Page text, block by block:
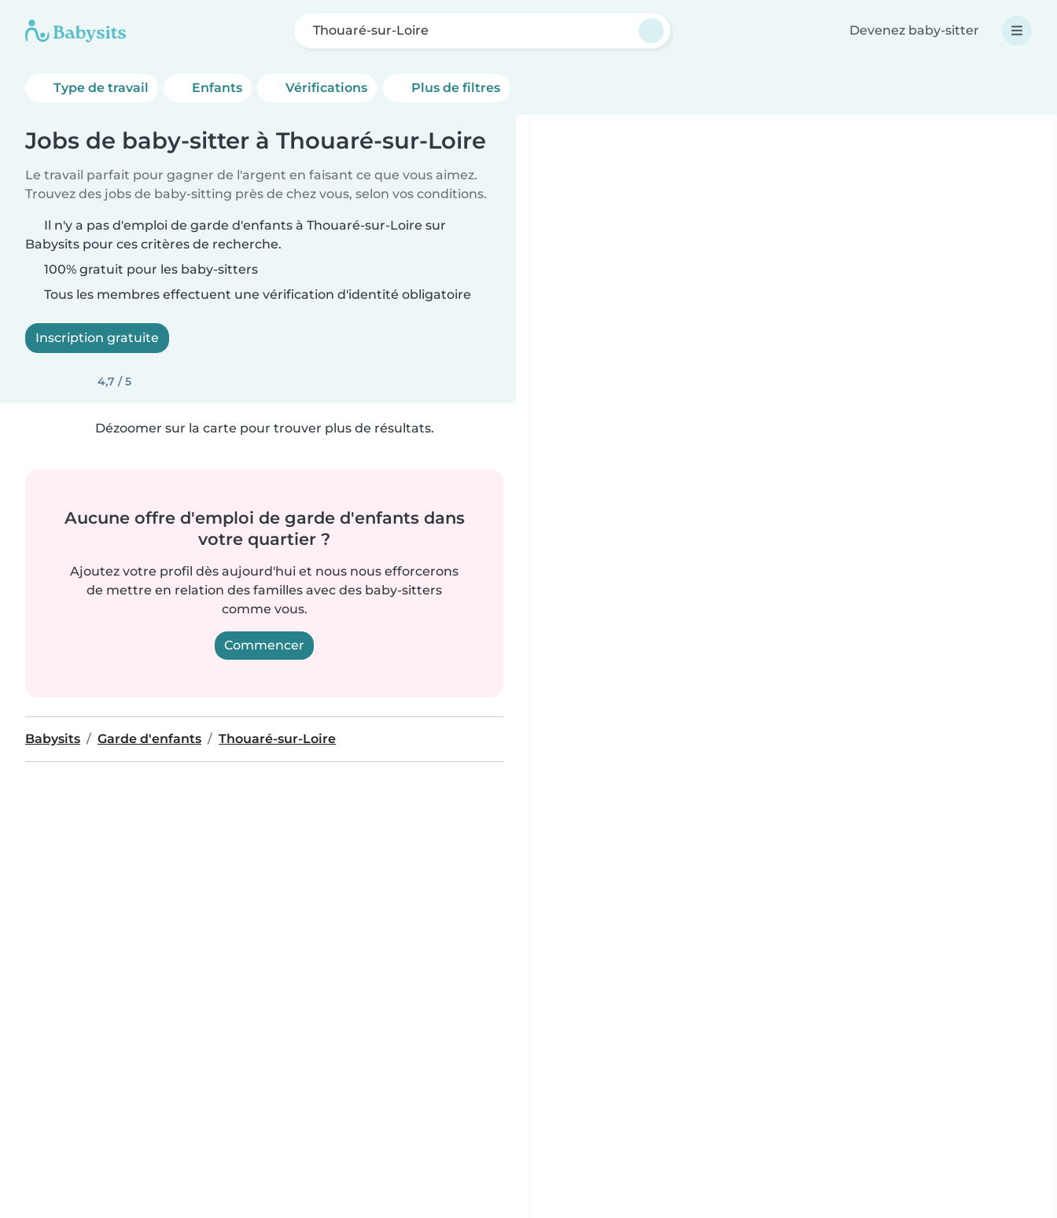
Thouaré-sur-Loire Devenez baby-sitter
Type de travail Enfants Vérifications Plus de filtres
Jobs de baby-sitter à Thouaré-sur-Loire
Le travail parfait pour gagner de l'argent en faisant ce que vous aimez.
Trouvez des jobs de baby-sitting près de chez vous, selon vos conditions.
Il n'y a pas d'emploi de garde d'enfants à Thouaré-sur-Loire sur
Babysits pour ces critères de recherche.
100% gratuit pour les baby-sitters
Tous les membres effectuent une vérification d'identité obligatoire
Inscription gratuite
4,7 / 5
Dézoomer sur la carte pour trouver plus de résultats.
Aucune offre d'emploi de garde d'enfants dans
votre quartier ?
Ajoutez votre profil dès aujourd'hui et nous nous efforcerons
de mettre en relation des familles avec des baby-sitters
comme vous.
Commencer
Babysits Garde d'enfants Thouaré-sur-Loire